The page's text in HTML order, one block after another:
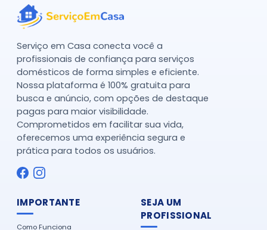
Serviço em Casa conecta você a
profissionais de confiança para serviços
domésticos de forma simples e eficiente.
Nossa plataforma é 100% gratuita para
busca e anúncio, com opções de destaque
pagas para maior visibilidade.
Comprometidos em facilitar sua vida,
oferecemos uma experiência segura e
prática para todos os usuários.
IMPORTANTE
Como Funciona
SEJA UM
PROFISSIONAL